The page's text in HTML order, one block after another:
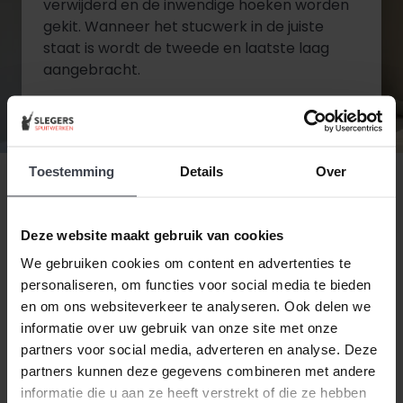
Toestemming Details Over
Deze website maakt gebruik van cookies
We gebruiken cookies om content en advertenties te
personaliseren, om functies voor social media te bieden
en om ons websiteverkeer te analyseren. Ook delen we
informatie over uw gebruik van onze site met onze
partners voor social media, adverteren en analyse. Deze
partners kunnen deze gegevens combineren met andere
informatie die u aan ze heeft verstrekt of die ze hebben
verwijderd en de inwendige hoeken worden
gekit. Wanneer het stucwerk in de juiste
staat is wordt de tweede en laatste laag
aangebracht.
Contact opnemen
Diensten bekijken
Beste klant, wanneer alles duurder wordt,houden